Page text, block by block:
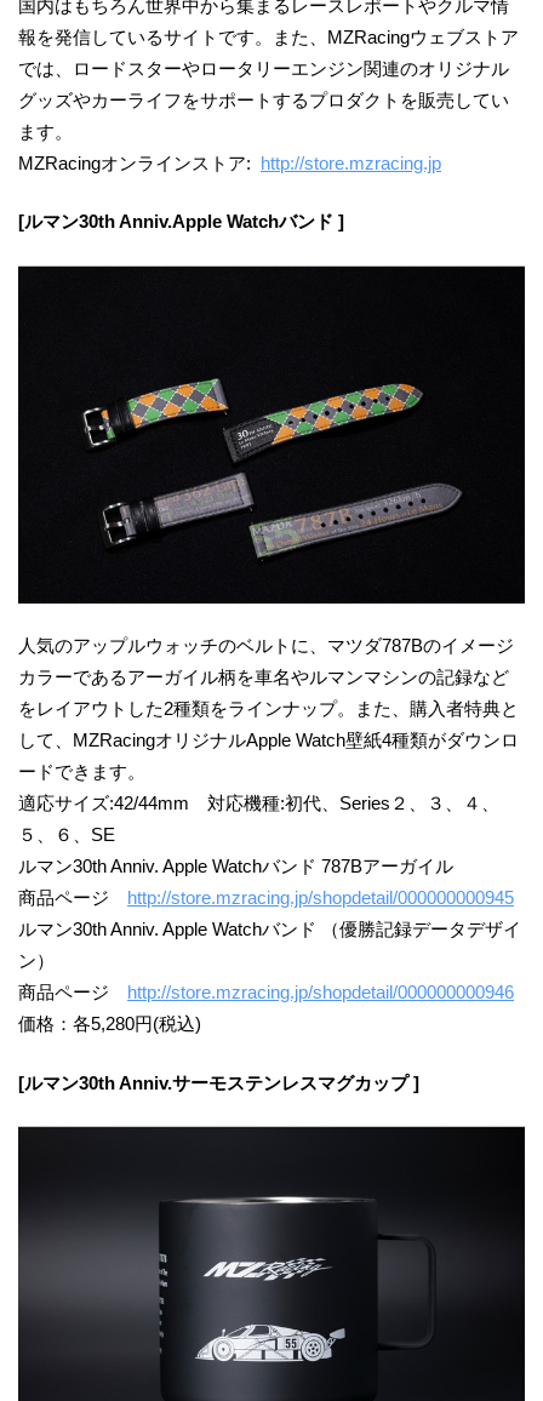
国内はもちろん世界中から集まるレースレポートやクルマ情
報を発信しているサイトです。また、MZRacingウェブストア
では、ロードスターやロータリーエンジン関連のオリジナル
グッズやカーライフをサポートするプロダクトを販売してい
ます。
MZRacingオンラインストア: http://store.mzracing.jp
[ルマン30th Anniv.Apple Watchバンド ]
人気のアップルウォッチのベルトに、マツダ787Bのイメージ
カラーであるアーガイル柄を車名やルマンマシンの記録など
をレイアウトした2種類をラインナップ。また、購入者特典と
して、MZRacingオリジナルApple Watch壁紙4種類がダウンロ
ードできます。
適応サイズ:42/44mm 対応機種:初代、Series２、３、４、
５、６、SE
ルマン30th Anniv. Apple Watchバンド 787Bアーガイル
商品ページ http://store.mzracing.jp/shopdetail/000000000945
ルマン30th Anniv. Apple Watchバンド （優勝記録データデザイ
ン）
商品ページ http://store.mzracing.jp/shopdetail/000000000946
価格：各5,280円(税込)
[ルマン30th Anniv.サーモステンレスマグカップ ]